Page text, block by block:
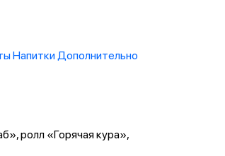
НапиткиДополнительно
ролл «Горячая кура»,